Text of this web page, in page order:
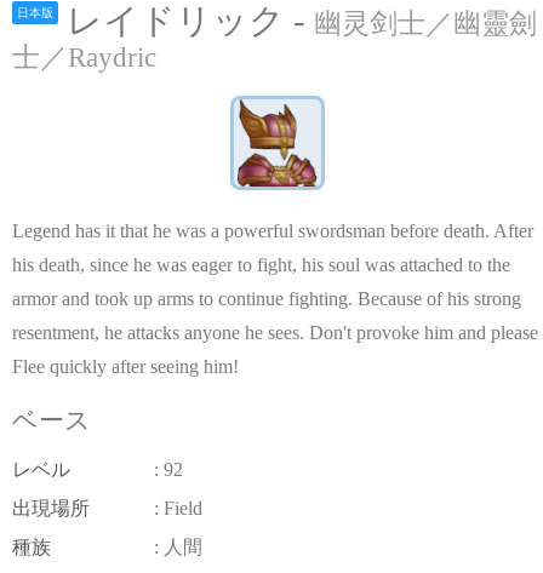
日本版 レイドリック - 幽灵剑士／幽靈劍
士／Raydric
Legend has it that he was a powerful swordsman before death. After
his death, since he was eager to fight, his soul was attached to the
armor and took up arms to continue fighting. Because of his strong
resentment, he attacks anyone he sees. Don't provoke him and please
Flee quickly after seeing him!
ベース
レベル
: 92
出現場所
: Field
種族
: 人間